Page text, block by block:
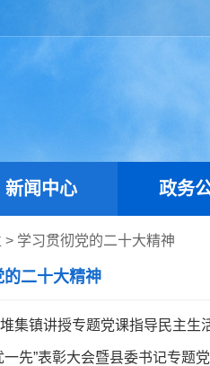
新闻中心 政务
> 学习贯彻党的二十大精神
的二十大精神
集镇讲授专题党课指导民主生
一先”表彰大会暨县委书记专题